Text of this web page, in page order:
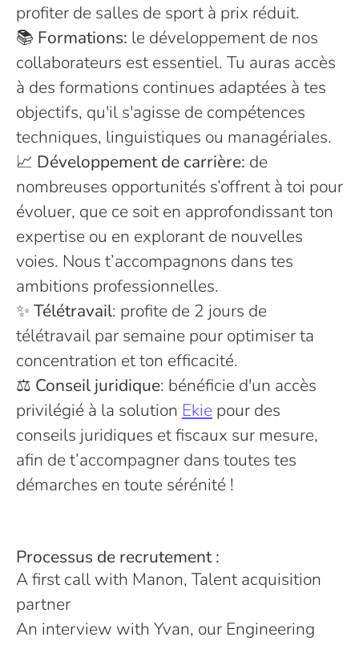
profiter de salles de sport à prix réduit.
📚 Formations: le développement de nos
collaborateurs est essentiel. Tu auras accès
à des formations continues adaptées à tes
objectifs, qu'il s'agisse de compétences
techniques, linguistiques ou managériales.
📈 Développement de carrière: de
nombreuses opportunités s’offrent à toi pour
évoluer, que ce soit en approfondissant ton
expertise ou en explorant de nouvelles
voies. Nous t’accompagnons dans tes
ambitions professionnelles.
✨ Télétravail: profite de 2 jours de
télétravail par semaine pour optimiser ta
concentration et ton efficacité.
⚖️ Conseil juridique: bénéficie d'un accès
privilégié à la solution Ekie pour des
conseils juridiques et fiscaux sur mesure,
afin de t’accompagner dans toutes tes
démarches en toute sérénité !
Processus de recrutement :
A first call with Manon, Talent acquisition
partner
An interview with Yvan, our Engineering